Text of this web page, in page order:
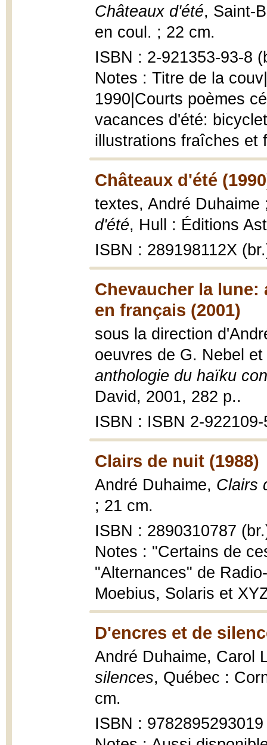
Châteaux d'été, Saint-
en coul. ; 22 cm.
ISBN : 2-921353-93-8
Notes : Titre de la
1990|Courts poèmes
vacances d'été:
illustrations fraîches et
Châteaux d'été
textes, André
d'été, Hull : Éditions
ISBN : 289198112X
Chevaucher la
en français (2001)
sous la direction
oeuvres de G. Nebel
anthologie du haïku
David, 2001, 282 p..
ISBN : ISBN 2-
Clairs de nuit (1988)
André Duhaime, Clairs
; 21 cm.
ISBN : 2890310787
Notes : "Certains de
"Alternances" de
Moebius, Solaris et
D'encres et de
André Duhaime, Carol
silences, Québec :
cm.
ISBN : 9782895293019